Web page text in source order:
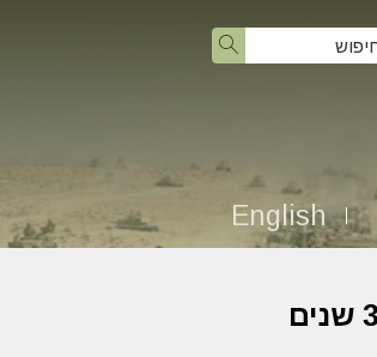
English
תמונות מהכנס החטיבתי שהתקיים בלטרון ב-8.10 לציון 37 שנים